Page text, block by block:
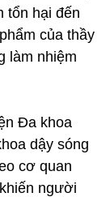
tổn hại đến
của thầy
làm nhiệm
Đa khoa
dậy sóng
cơ quan
người